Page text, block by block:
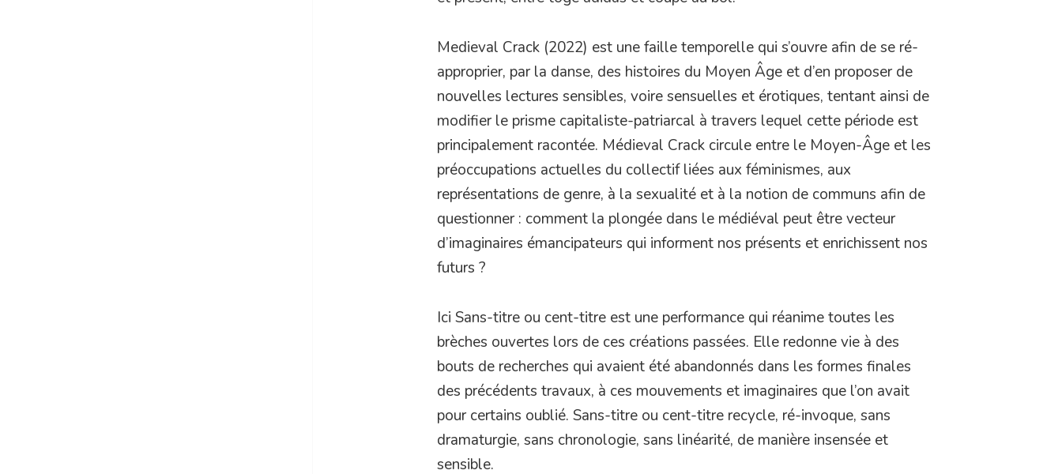
Medieval Crack (2022) est une faille temporelle qui s’ouvre afin de se ré-
approprier, par la danse, des histoires du Moyen Âge et d’en proposer de
nouvelles lectures sensibles, voire sensuelles et érotiques, tentant ainsi de
modifier le prisme capitaliste-patriarcal à travers lequel cette période est
principalement racontée. Médieval Crack circule entre le Moyen-Âge et les
préoccupations actuelles du collectif liées aux féminismes, aux
représentations de genre, à la sexualité et à la notion de communs afin de
questionner : comment la plongée dans le médiéval peut être vecteur
d’imaginaires émancipateurs qui informent nos présents et enrichissent nos
futurs ?
Ici Sans-titre ou cent-titre est une performance qui réanime toutes les
brèches ouvertes lors de ces créations passées. Elle redonne vie à des
bouts de recherches qui avaient été abandonnés dans les formes finales
des précédents travaux, à ces mouvements et imaginaires que l’on avait
pour certains oublié. Sans-titre ou cent-titre recycle, ré-invoque, sans
dramaturgie, sans chronologie, sans linéarité, de manière insensée et
sensible.